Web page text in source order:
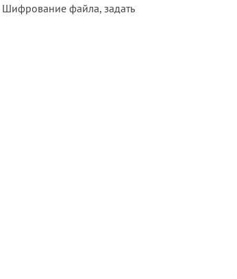
КриптоАРМ Документы
файла, задать